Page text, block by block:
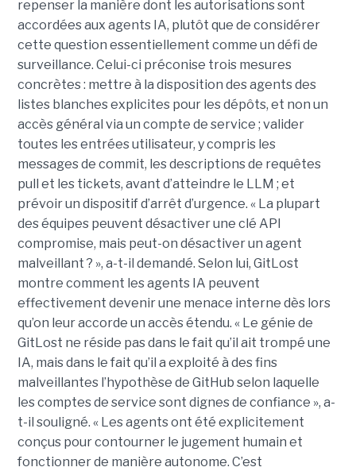
repenser la manière dont les autorisations sont
accordées aux agents IA, plutôt que de considérer
cette question essentiellement comme un défi de
surveillance. Celui-ci préconise trois mesures
concrètes : mettre à la disposition des agents des
listes blanches explicites pour les dépôts, et non un
accès général via un compte de service ; valider
toutes les entrées utilisateur, y compris les
messages de commit, les descriptions de requêtes
pull et les tickets, avant d’atteindre le LLM ; et
prévoir un dispositif d’arrêt d’urgence. « La plupart
des équipes peuvent désactiver une clé API
compromise, mais peut-on désactiver un agent
malveillant ? », a-t-il demandé. Selon lui, GitLost
montre comment les agents IA peuvent
effectivement devenir une menace interne dès lors
qu’on leur accorde un accès étendu. « Le génie de
GitLost ne réside pas dans le fait qu’il ait trompé une
IA, mais dans le fait qu’il a exploité à des fins
malveillantes l’hypothèse de GitHub selon laquelle
les comptes de service sont dignes de confiance », a-
t-il souligné. « Les agents ont été explicitement
conçus pour contourner le jugement humain et
fonctionner de manière autonome. C’est